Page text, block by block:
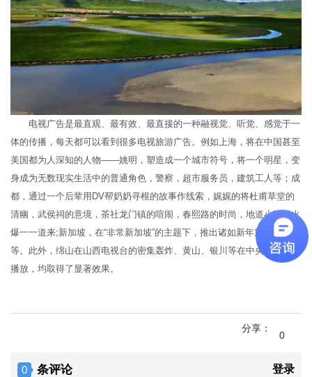
电视广告是最直观、最有效、最直接的一种融视觉、听觉、感觉于一
体的传播，每天都可以看到很多电视旅游广告。例如上海，将在中国甚至
美国都为人深知的人物——姚明，塑造成一个城市符号，将一个明星，变
身成为无数现实生活中的普通角色，警察，超市服务员，建筑工人等；成
都，通过一个后辈用DV帮奶奶寻根的故事作线索，娓娓的将杜甫草堂的
清幽，武侯祠的意境，茶社龙门镇的喧闹，春熙路的时尚，地道小吃的火
爆一一道来;新加坡，在“非常新加坡”的主题下，推出诸如新年篇、购物篇
等。此外，绵山在山西电视台的密集轰炸、黄山、银川等在中央电视台的
播放，均取得了显著效果。
0
分享：
0 条评论 登录